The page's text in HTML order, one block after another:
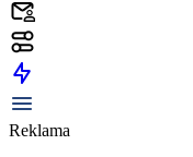
Reklama